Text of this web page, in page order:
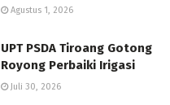
Agustus 1, 2026
UPT PSDA Tiroang Gotong
Royong Perbaiki Irigasi
Juli 30, 2026